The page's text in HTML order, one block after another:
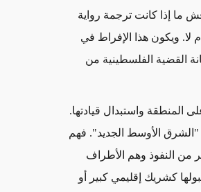
ما إذا كانت ترجمة رواية
لا. ويكون هذا الإفراط في
القضية الفلسطينية من
المنطقة واستبدال قيادتها.
الأوسط الجديد". فهم
من النفوذ وهم الأطراف
كشريك إقليمي كبير أو